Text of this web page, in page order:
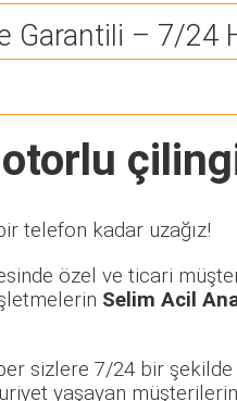
Garantili – 7/24
telefon kadar uzağız!
özel ve ticari
Selim Acil
sizlere 7/24 bir
yaşayan